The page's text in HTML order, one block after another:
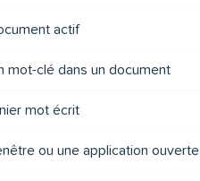
actif
mot-clé dans un document
mot écrit
ou une application ouverte